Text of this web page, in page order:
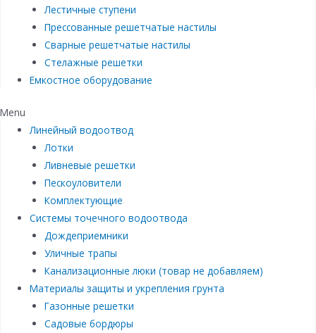
Лестичные ступени
Прессованные решетчатые настилы
Сварные решетчатые настилы
Стелажные решетки
Емкостное оборудование
Menu
Линейный водоотвод
Лотки
Ливневые решетки
Пескоуловители
Комплектующие
Системы точечного водоотвода
Дождеприемники
Уличные трапы
Канализационные люки (товар не добавляем)
Материалы защиты и укрепления грунта
Газонные решетки
Садовые бордюры